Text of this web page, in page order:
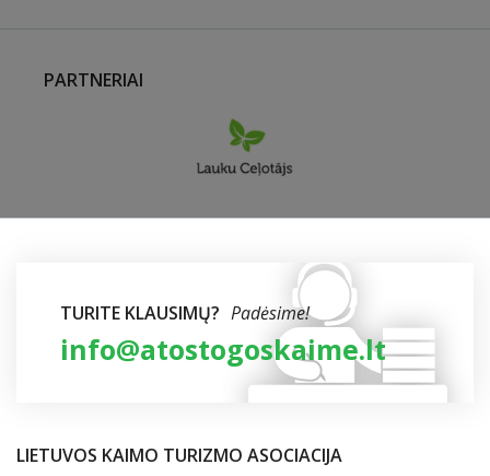
PARTNERIAI
TURITE KLAUSIMŲ? Padėsime!
info@atostogoskaime.lt
LIETUVOS KAIMO TURIZMO ASOCIACIJA